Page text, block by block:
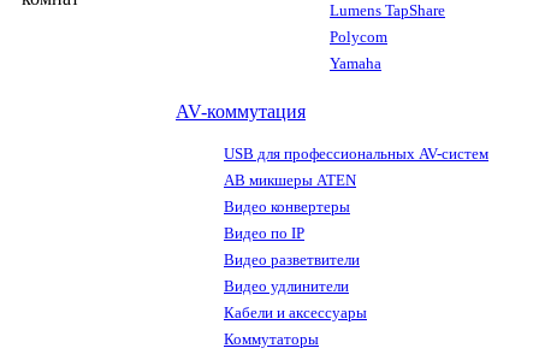
Lumens TapShare
Polycom
Yamaha
AV-коммутация
USB для профессиональных AV-систем
АВ микшеры ATEN
Видео конвертеры
Видео по IP
Видео разветвители
Видео удлинители
Кабели и аксессуары
Коммутаторы